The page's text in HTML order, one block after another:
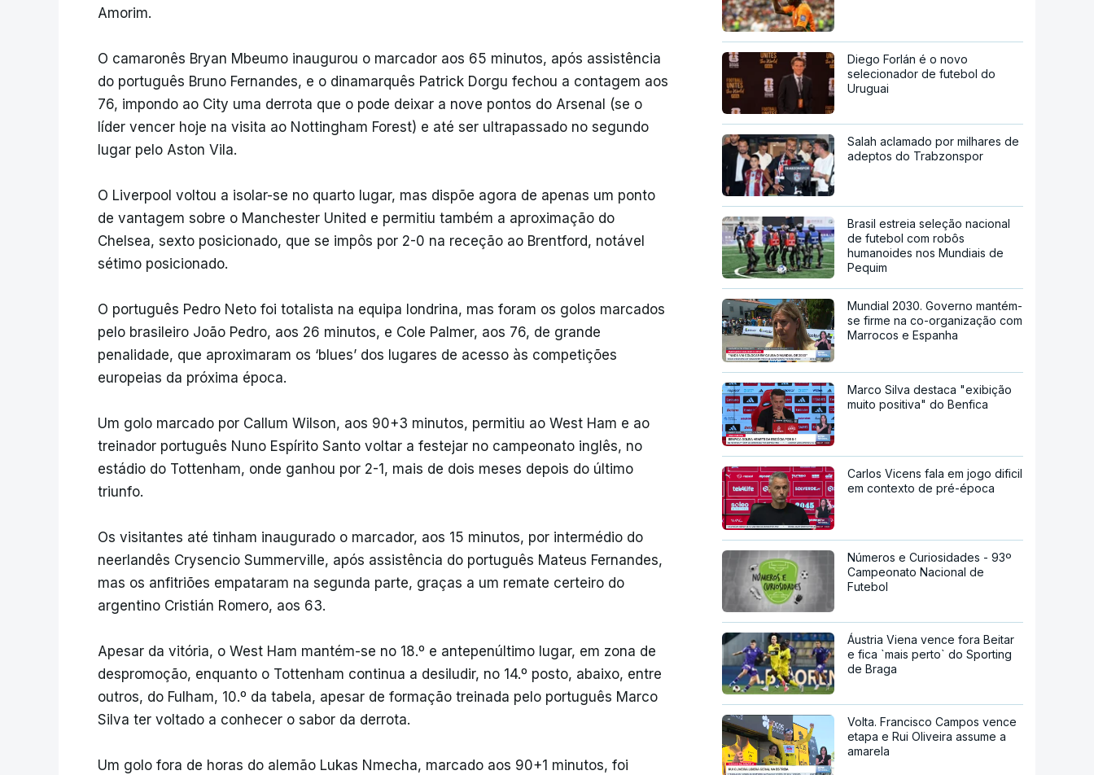
Amorim.
O camaronês Bryan Mbeumo inaugurou o marcador aos 65 minutos, após assistência
do português Bruno Fernandes, e o dinamarquês Patrick Dorgu fechou a contagem aos
76, impondo ao City uma derrota que o pode deixar a nove pontos do Arsenal (se o
líder vencer hoje na visita ao Nottingham Forest) e até ser ultrapassado no segundo
lugar pelo Aston Vila.
O Liverpool voltou a isolar-se no quarto lugar, mas dispõe agora de apenas um ponto
de vantagem sobre o Manchester United e permitiu também a aproximação do
Chelsea, sexto posicionado, que se impôs por 2-0 na receção ao Brentford, notável
sétimo posicionado.
O português Pedro Neto foi totalista na equipa londrina, mas foram os golos marcados
pelo brasileiro João Pedro, aos 26 minutos, e Cole Palmer, aos 76, de grande
penalidade, que aproximaram os ‘blues’ dos lugares de acesso às competições
europeias da próxima época.
Um golo marcado por Callum Wilson, aos 90+3 minutos, permitiu ao West Ham e ao
treinador português Nuno Espírito Santo voltar a festejar no campeonato inglês, no
estádio do Tottenham, onde ganhou por 2-1, mais de dois meses depois do último
triunfo.
Os visitantes até tinham inaugurado o marcador, aos 15 minutos, por intermédio do
neerlandês Crysencio Summerville, após assistência do português Mateus Fernandes,
mas os anfitriões empataram na segunda parte, graças a um remate certeiro do
argentino Cristián Romero, aos 63.
Apesar da vitória, o West Ham mantém-se no 18.º e antepenúltimo lugar, em zona de
despromoção, enquanto o Tottenham continua a desiludir, no 14.º posto, abaixo, entre
outros, do Fulham, 10.º da tabela, apesar de formação treinada pelo português Marco
Silva ter voltado a conhecer o sabor da derrota.
Um golo fora de horas do alemão Lukas Nmecha, marcado aos 90+1 minutos, foi
Diego Forlán é o novo
selecionador de futebol do
Uruguai
Salah aclamado por milhares de
adeptos do Trabzonspor
Brasil estreia seleção nacional
de futebol com robôs
humanoides nos Mundiais de
Pequim
Mundial 2030. Governo mantém-
se firme na co-organização com
Marrocos e Espanha
Marco Silva destaca "exibição
muito positiva" do Benfica
Carlos Vicens fala em jogo dificil
em contexto de pré-época
Números e Curiosidades - 93º
Campeonato Nacional de
Futebol
Áustria Viena vence fora Beitar
e fica `mais perto` do Sporting
de Braga
Volta. Francisco Campos vence
etapa e Rui Oliveira assume a
amarela